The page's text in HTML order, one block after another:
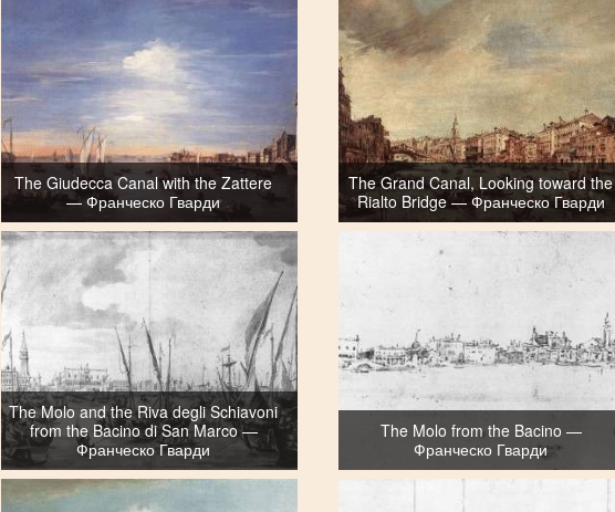
The Giudecca Canal with the Zattere
— Франческо Гварди
The Grand Canal, Looking toward the
Rialto Bridge — Франческо Гварди
The Molo and the Riva degli Schiavoni
from the Bacino di San Marco —
Франческо Гварди
The Molo from the Bacino —
Франческо Гварди